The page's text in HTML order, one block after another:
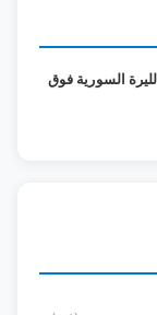
السورية فوق